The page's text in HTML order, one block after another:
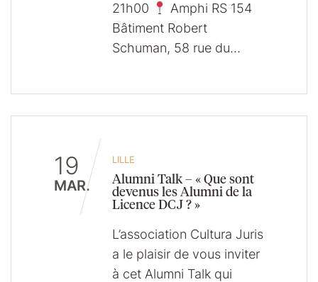
21h00
Amphi RS 154
Bâtiment Robert
Schuman, 58 rue du…
19
MAR.
LILLE
Alumni Talk – « Que sont
devenus les Alumni de la
Licence DCJ ? »
L’association Cultura Juris
a le plaisir de vous inviter
à cet Alumni Talk qui